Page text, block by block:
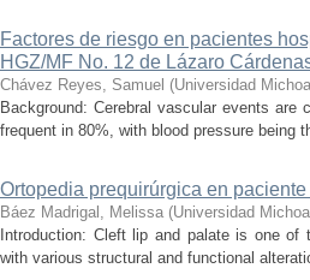
Factores de riesgo en pacientes
HGZ/MF No. 12 de Lázaro
Chávez Reyes, Samuel (Universidad
Background: Cerebral vascular events
frequent in 80%, with blood pressure being
Ortopedia prequirúrgica en
Báez Madrigal, Melissa (Universidad
Introduction: Cleft lip and palate is one
with various structural and functional